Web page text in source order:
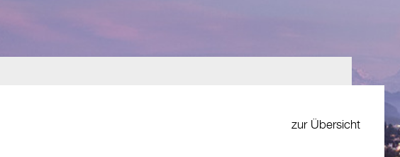
zur Übersicht